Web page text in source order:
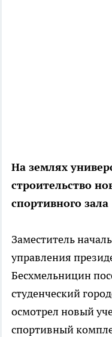
На землях
строительство
спортивного зала
Заместитель
управления
Бесхмельницин
студенческий
осмотрел новый
спортивный